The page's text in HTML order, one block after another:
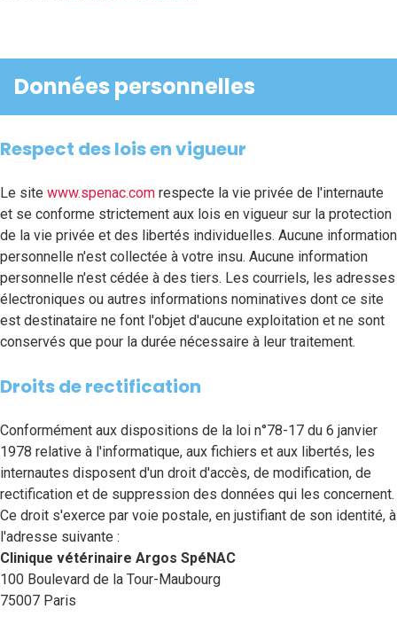
Données personnelles
Respect des lois en vigueur
Le site www.spenac.com respecte la vie privée de l'internaute
et se conforme strictement aux lois en vigueur sur la protection
de la vie privée et des libertés individuelles. Aucune information
personnelle n'est collectée à votre insu. Aucune information
personnelle n'est cédée à des tiers. Les courriels, les adresses
électroniques ou autres informations nominatives dont ce site
est destinataire ne font l'objet d'aucune exploitation et ne sont
conservés que pour la durée nécessaire à leur traitement.
Droits de rectification
Conformément aux dispositions de la loi n°78-17 du 6 janvier
1978 relative à l'informatique, aux fichiers et aux libertés, les
internautes disposent d'un droit d'accès, de modification, de
rectification et de suppression des données qui les concernent.
Ce droit s'exerce par voie postale, en justifiant de son identité, à
l'adresse suivante :
Clinique vétérinaire Argos SpéNAC
100 Boulevard de la Tour-Maubourg
75007 Paris